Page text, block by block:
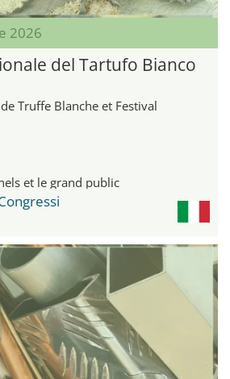
2026
del Tartufo Bianco
Truffe Blanche et Festival
et le grand public